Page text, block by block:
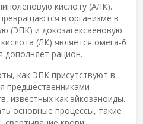
кислоту (АЛК).
в организме в
(ЭПК) и докозагексаеновую
(ЛК) является омега-6
дополняет рацион.
как ЭПК присутствуют в
предшественниками
известных как эйкозаноиды.
основные процессы, такие